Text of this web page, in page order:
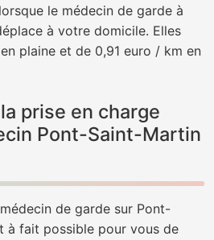
le médecin de garde à
à votre domicile. Elles
plaine et de 0,91 euro / km en
prise en charge
Pont-Saint-Martin
de garde sur Pont-
à fait possible pour vous de